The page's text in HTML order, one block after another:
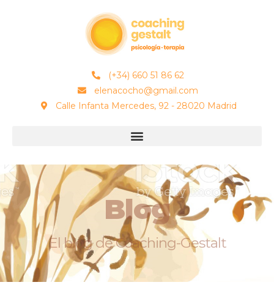
(+34) 660 51 86 62
elenacocho@gmail.com
Calle Infanta Mercedes, 92 - 28020 Madrid
Blog
El blog de Coaching-Gestalt